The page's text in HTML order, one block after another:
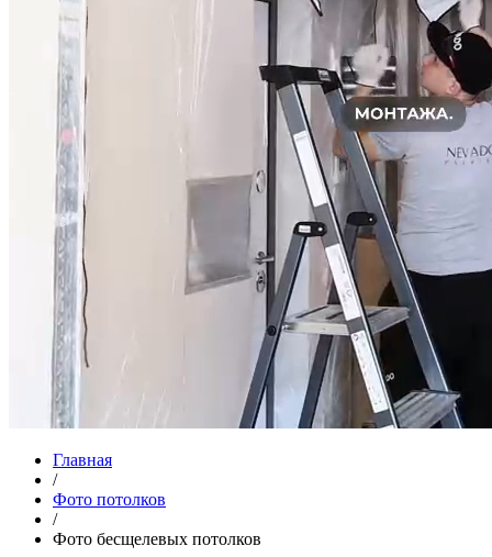
Главная
/
Фото потолков
/
Фото бесщелевых потолков